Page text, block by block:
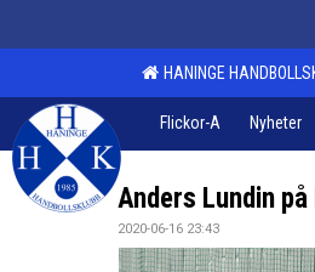
HANINGE
Flickor-A Nyheter
Anders Lundin
2020-06-16 23:43